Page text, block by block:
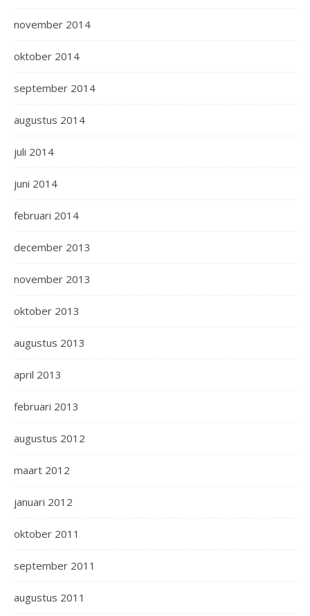
november 2014
oktober 2014
september 2014
augustus 2014
juli 2014
juni 2014
februari 2014
december 2013
november 2013
oktober 2013
augustus 2013
april 2013
februari 2013
augustus 2012
maart 2012
januari 2012
oktober 2011
september 2011
augustus 2011